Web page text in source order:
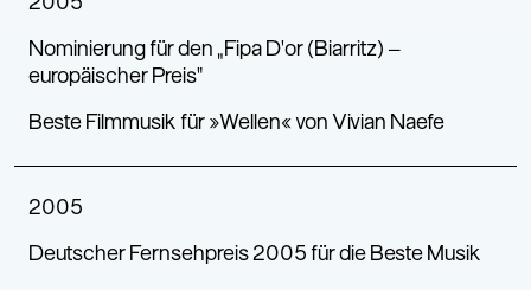
2005
Nominierung für den „Fipa D’or (Biarritz) –
europäischer Preis“
Beste Filmmusik für »Wellen« von Vivian Naefe
2005
Deutscher Fernsehpreis 2005 für die Beste Musik